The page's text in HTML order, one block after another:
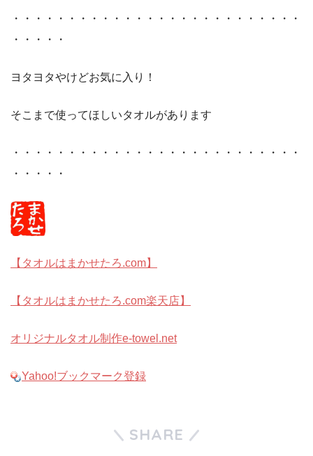
・・・・・・・・・・・・・・・・・・・・・・・・・・
・・・・・
ヨタヨタやけどお気に入り！
そこまで使ってほしいタオルがあります
・・・・・・・・・・・・・・・・・・・・・・・・・・
・・・・・
【タオルはまかせたろ.com】
【タオルはまかせたろ.com楽天店】
オリジナルタオル制作e-towel.net
Yahoo!ブックマーク登録
SHARE